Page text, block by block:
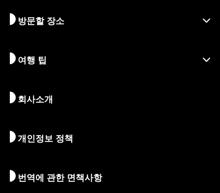
시즌별 정보
지속가능한 관광
여행 아이디어
액티비티
예술 & 문화
아침 & 밤
숙박 시설
방문할 장소
목적지
여정
여행 팁
교토 둘러보기
지도 및 도구
통역 가이드
회사소개
개인정보 정책
번역에 관한 면책사항